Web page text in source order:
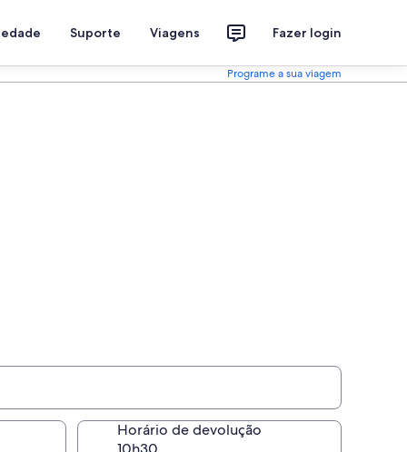
Suporte Viagens Fazer login
Programe a sua viagem
Horário de devolução